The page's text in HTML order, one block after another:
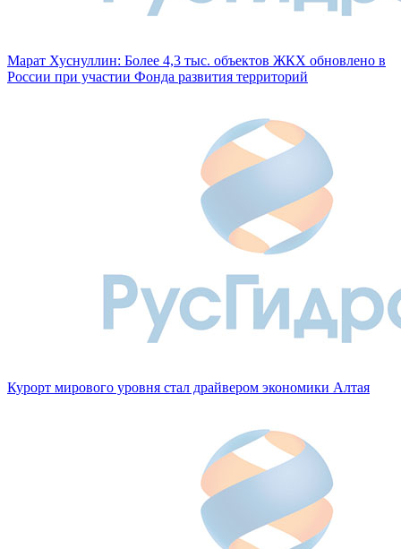
Марат Хуснуллин: Более 4,3 тыс. объектов ЖКХ обновлено в
России при участии Фонда развития территорий
Курорт мирового уровня стал драйвером экономики Алтая